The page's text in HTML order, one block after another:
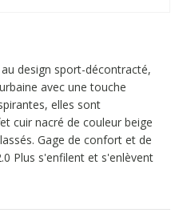
design sport-décontracté,
avec une touche
elles sont
cuir nacré de couleur beige
Gage de confort et de
Plus s'enfilent et s'enlèvent
besoin de se servir des